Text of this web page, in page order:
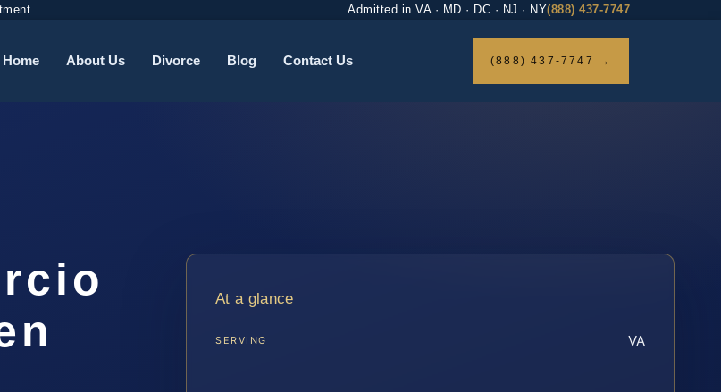
Admitted in VA · MD · DC · NJ · NY(888) 437-7747
Home About Us Divorce Blog Contact Us (888) 437-7747 →
At a glance
SERVING VA